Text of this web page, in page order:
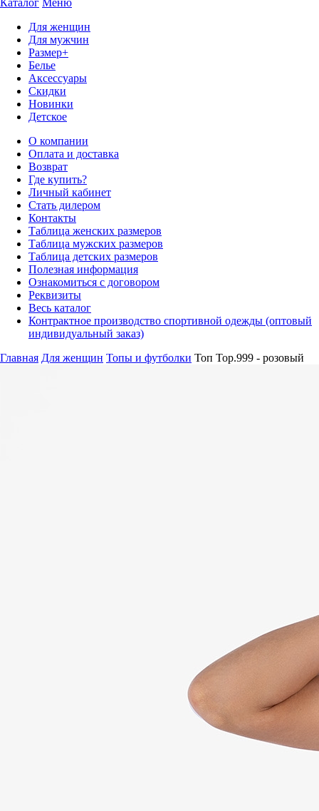
Каталог Меню
Для женщин
Для мужчин
Размер+
Белье
Аксессуары
Скидки
Новинки
Детское
О компании
Оплата и доставка
Возврат
Где купить?
Личный кабинет
Стать дилером
Контакты
Таблица женских размеров
Таблица мужских размеров
Таблица детских размеров
Полезная информация
Ознакомиться с договором
Реквизиты
Весь каталог
Контрактное производство спортивной одежды (оптовый
индивидуальный заказ)
Главная Для женщин Топы и футболки Топ Top.999 - розовый